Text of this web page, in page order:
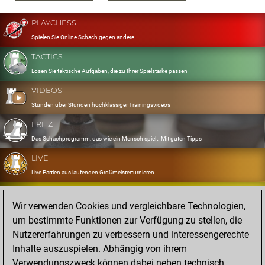
PLAYCHESS
Spielen Sie Online Schach gegen andere
TACTICS
Lösen Sie taktische Aufgaben, die zu Ihrer Spielstärke passen
VIDEOS
Stunden über Stunden hochklassiger Trainingsvideos
FRITZ
Das Schachprogramm, das wie ein Mensch spielt. Mit guten Tipps
LIVE
Live Partien aus laufenden Großmeisterturnieren
OPENINGS
Erfassen und Üben Sie Ihr Eröffnungsrepertoire
DATABASE
Acht Millionen starke Partien
MYGAMES
Wir verwenden Cookies und vergleichbare Technologien,
um bestimmte Funktionen zur Verfügung zu stellen, die
Nutzererfahrungen zu verbessern und interessengerechte
Inhalte auszuspielen. Abhängig von ihrem